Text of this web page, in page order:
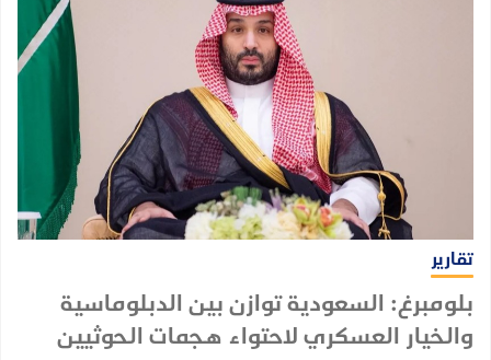
على إيران استمرار تسليح الحوثيين.
تقارير
بلومبرغ: السعودية توازن بين الدبلوماسية
والخيار العسكري لاحتواء هجمات الحوثيين